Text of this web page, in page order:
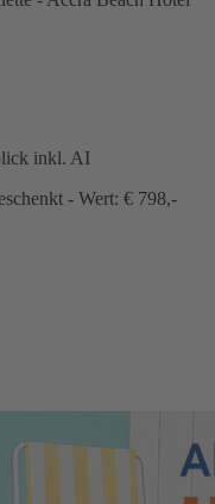
inkl. AI
- Wert: € 798,-